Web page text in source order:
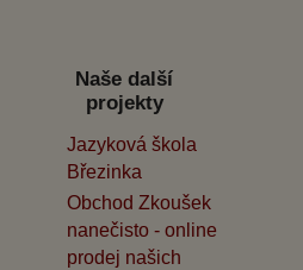
Naše další
projekty
Jazyková škola
Březinka
Obchod Zkoušek
nanečisto - online
prodej našich